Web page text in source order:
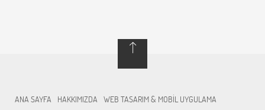
ANA SAYFA HAKKIMIZDA WEB TASARIM & MOBİL UYGULAMA